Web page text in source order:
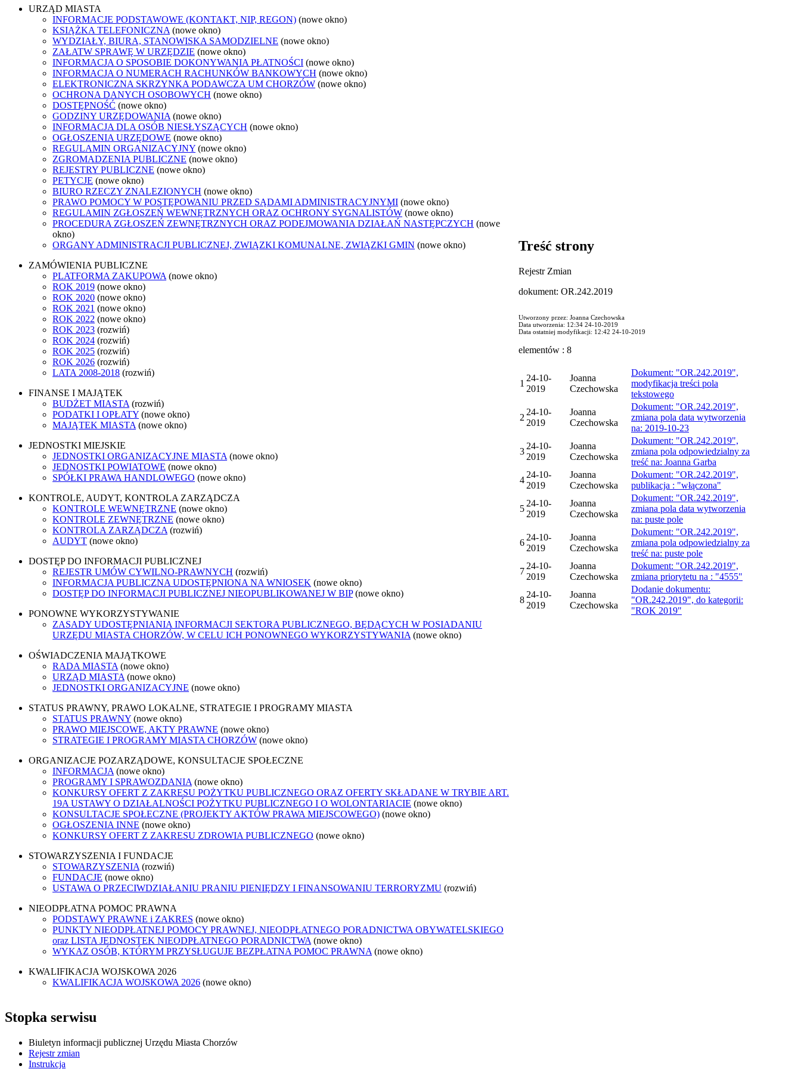
URZĄD MIASTA
INFORMACJE PODSTAWOWE (KONTAKT, NIP, REGON) (nowe okno)
KSIĄŻKA TELEFONICZNA (nowe okno)
WYDZIAŁY, BIURA, STANOWISKA SAMODZIELNE (nowe okno)
ZAŁATW SPRAWĘ W URZĘDZIE (nowe okno)
INFORMACJA O SPOSOBIE DOKONYWANIA PŁATNOŚCI (nowe okno)
INFORMACJA O NUMERACH RACHUNKÓW BANKOWYCH (nowe okno)
ELEKTRONICZNA SKRZYNKA PODAWCZA UM CHORZÓW (nowe okno)
OCHRONA DANYCH OSOBOWYCH (nowe okno)
DOSTĘPNOŚĆ (nowe okno)
GODZINY URZĘDOWANIA (nowe okno)
INFORMACJA DLA OSÓB NIESŁYSZĄCYCH (nowe okno)
OGŁOSZENIA URZĘDOWE (nowe okno)
REGULAMIN ORGANIZACYJNY (nowe okno)
ZGROMADZENIA PUBLICZNE (nowe okno)
REJESTRY PUBLICZNE (nowe okno)
PETYCJE (nowe okno)
BIURO RZECZY ZNALEZIONYCH (nowe okno)
PRAWO POMOCY W POSTĘPOWANIU PRZED SĄDAMI ADMINISTRACYJNYMI (nowe okno)
REGULAMIN ZGŁOSZEŃ WEWNĘTRZNYCH ORAZ OCHRONY SYGNALISTÓW (nowe okno)
PROCEDURA ZGŁOSZEŃ ZEWNĘTRZNYCH ORAZ PODEJMOWANIA DZIAŁAŃ NASTĘPCZYCH (nowe
okno)
ORGANY ADMINISTRACJI PUBLICZNEJ, ZWIĄZKI KOMUNALNE, ZWIĄZKI GMIN (nowe okno)
ZAMÓWIENIA PUBLICZNE
PLATFORMA ZAKUPOWA (nowe okno)
ROK 2019 (nowe okno)
ROK 2020 (nowe okno)
ROK 2021 (nowe okno)
ROK 2022 (nowe okno)
ROK 2023 (rozwiń)
ROK 2024 (rozwiń)
ROK 2025 (rozwiń)
ROK 2026 (rozwiń)
LATA 2008-2018 (rozwiń)
FINANSE I MAJĄTEK
BUDŻET MIASTA (rozwiń)
PODATKI I OPŁATY (nowe okno)
MAJĄTEK MIASTA (nowe okno)
JEDNOSTKI MIEJSKIE
JEDNOSTKI ORGANIZACYJNE MIASTA (nowe okno)
JEDNOSTKI POWIATOWE (nowe okno)
SPÓŁKI PRAWA HANDLOWEGO (nowe okno)
KONTROLE, AUDYT, KONTROLA ZARZĄDCZA
KONTROLE WEWNĘTRZNE (nowe okno)
KONTROLE ZEWNĘTRZNE (nowe okno)
KONTROLA ZARZĄDCZA (rozwiń)
AUDYT (nowe okno)
DOSTĘP DO INFORMACJI PUBLICZNEJ
REJESTR UMÓW CYWILNO-PRAWNYCH (rozwiń)
INFORMACJA PUBLICZNA UDOSTĘPNIONA NA WNIOSEK (nowe okno)
DOSTĘP DO INFORMACJI PUBLICZNEJ NIEOPUBLIKOWANEJ W BIP (nowe okno)
PONOWNE WYKORZYSTYWANIE
ZASADY UDOSTĘPNIANIA INFORMACJI SEKTORA PUBLICZNEGO, BĘDĄCYCH W POSIADANIU
URZĘDU MIASTA CHORZÓW, W CELU ICH PONOWNEGO WYKORZYSTYWANIA (nowe okno)
OŚWIADCZENIA MAJĄTKOWE
RADA MIASTA (nowe okno)
URZĄD MIASTA (nowe okno)
JEDNOSTKI ORGANIZACYJNE (nowe okno)
STATUS PRAWNY, PRAWO LOKALNE, STRATEGIE I PROGRAMY MIASTA
STATUS PRAWNY (nowe okno)
PRAWO MIEJSCOWE, AKTY PRAWNE (nowe okno)
STRATEGIE I PROGRAMY MIASTA CHORZÓW (nowe okno)
ORGANIZACJE POZARZĄDOWE, KONSULTACJE SPOŁECZNE
INFORMACJA (nowe okno)
PROGRAMY I SPRAWOZDANIA (nowe okno)
KONKURSY OFERT Z ZAKRESU POŻYTKU PUBLICZNEGO ORAZ OFERTY SKŁADANE W TRYBIE ART.
19A USTAWY O DZIAŁALNOŚCI POŻYTKU PUBLICZNEGO I O WOLONTARIACIE (nowe okno)
KONSULTACJE SPOŁECZNE (PROJEKTY AKTÓW PRAWA MIEJSCOWEGO) (nowe okno)
OGŁOSZENIA INNE (nowe okno)
KONKURSY OFERT Z ZAKRESU ZDROWIA PUBLICZNEGO (nowe okno)
STOWARZYSZENIA I FUNDACJE
STOWARZYSZENIA (rozwiń)
FUNDACJE (nowe okno)
USTAWA O PRZECIWDZIAŁANIU PRANIU PIENIĘDZY I FINANSOWANIU TERRORYZMU (rozwiń)
NIEODPŁATNA POMOC PRAWNA
PODSTAWY PRAWNE i ZAKRES (nowe okno)
PUNKTY NIEODPŁATNEJ POMOCY PRAWNEJ, NIEODPŁATNEGO PORADNICTWA OBYWATELSKIEGO
oraz LISTA JEDNOSTEK NIEODPŁATNEGO PORADNICTWA (nowe okno)
WYKAZ OSÓB, KTÓRYM PRZYSŁUGUJE BEZPŁATNA POMOC PRAWNA (nowe okno)
KWALIFIKACJA WOJSKOWA 2026
KWALIFIKACJA WOJSKOWA 2026 (nowe okno)
Treść strony
Rejestr Zmian
dokument: OR.242.2019
Utworzony przez: Joanna Czechowska
Data utworzenia: 12:34 24-10-2019
Data ostatniej modyfikacji: 12:42 24-10-2019
elementów : 8
1
24-10-
2019
Joanna
Czechowska
Dokument: "OR.242.2019",
modyfikacja treści pola
tekstowego
2
24-10-
2019
Joanna
Czechowska
Dokument: "OR.242.2019",
zmiana pola data wytworzenia
na: 2019-10-23
3
24-10-
2019
Joanna
Czechowska
Dokument: "OR.242.2019",
zmiana pola odpowiedzialny za
treść na: Joanna Garba
4
24-10-
2019
Joanna
Czechowska
Dokument: "OR.242.2019",
publikacja : "włączona"
5
24-10-
2019
Joanna
Czechowska
Dokument: "OR.242.2019",
zmiana pola data wytworzenia
na: puste pole
6
24-10-
2019
Joanna
Czechowska
Dokument: "OR.242.2019",
zmiana pola odpowiedzialny za
treść na: puste pole
7
24-10-
2019
Joanna
Czechowska
Dokument: "OR.242.2019",
zmiana priorytetu na : "4555"
8
24-10-
2019
Joanna
Czechowska
Dodanie dokumentu:
"OR.242.2019", do kategorii:
"ROK 2019"
Stopka serwisu
Biuletyn informacji publicznej Urzędu Miasta Chorzów
Rejestr zmian
Instrukcja